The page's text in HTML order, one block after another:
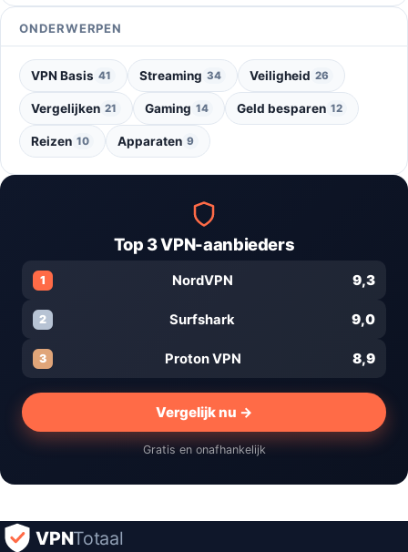
ONDERWERPEN
VPN Basis 41 Streaming 34 Veiligheid 26
Vergelijken 21 Gaming 14 Geld besparen 12
Reizen 10 Apparaten 9
Top 3 VPN-aanbieders
1 NordVPN 9,3
2 Surfshark 9,0
3 Proton VPN 8,9
Vergelijk nu →
Gratis en onafhankelijk
VPNTotaal